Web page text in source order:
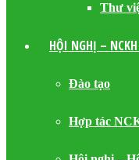
Thư
HỘI NGHỊ –
Đào tạo
Hợp tác